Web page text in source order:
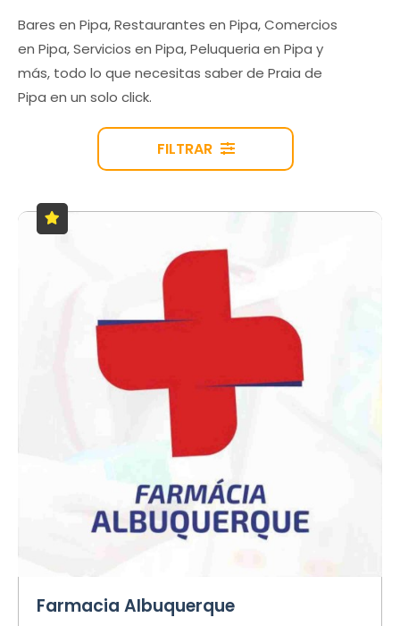
Bares en Pipa, Restaurantes en Pipa, Comercios
en Pipa, Servicios en Pipa, Peluqueria en Pipa y
más, todo lo que necesitas saber de Praia de
Pipa en un solo click.
FILTRAR
Farmacia Albuquerque